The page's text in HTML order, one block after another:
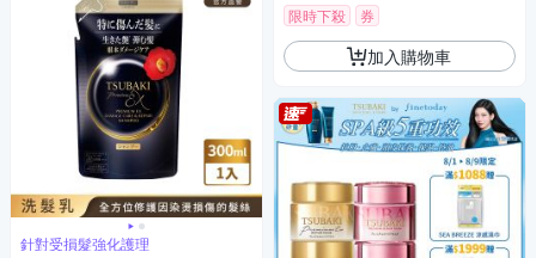
針對受損髮強化護理
限時下殺 券
加入購物車